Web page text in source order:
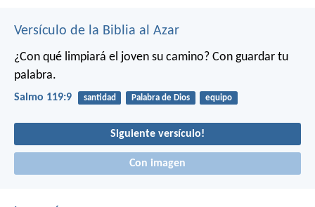
Versículo de la Biblia al Azar
¿Con qué limpiará el joven su camino? Con guardar tu
palabra.
Salmo 119:9 santidad Palabra de Dios equipo
Siguiente versículo!
Con imagen